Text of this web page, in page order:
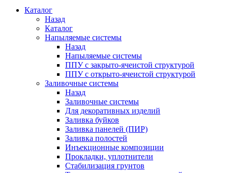
Каталог
Назад
Каталог
Напыляемые системы
Назад
Напыляемые системы
ППУ с закрыто-ячеистой структурой
ППУ с открыто-ячеистой структурой
Заливочные системы
Назад
Заливочные системы
Для декоративных изделий
Заливка буйков
Заливка панелей (ПИР)
Заливка полостей
Инъекционные композиции
Прокладки, уплотнители
Стабилизация грунтов